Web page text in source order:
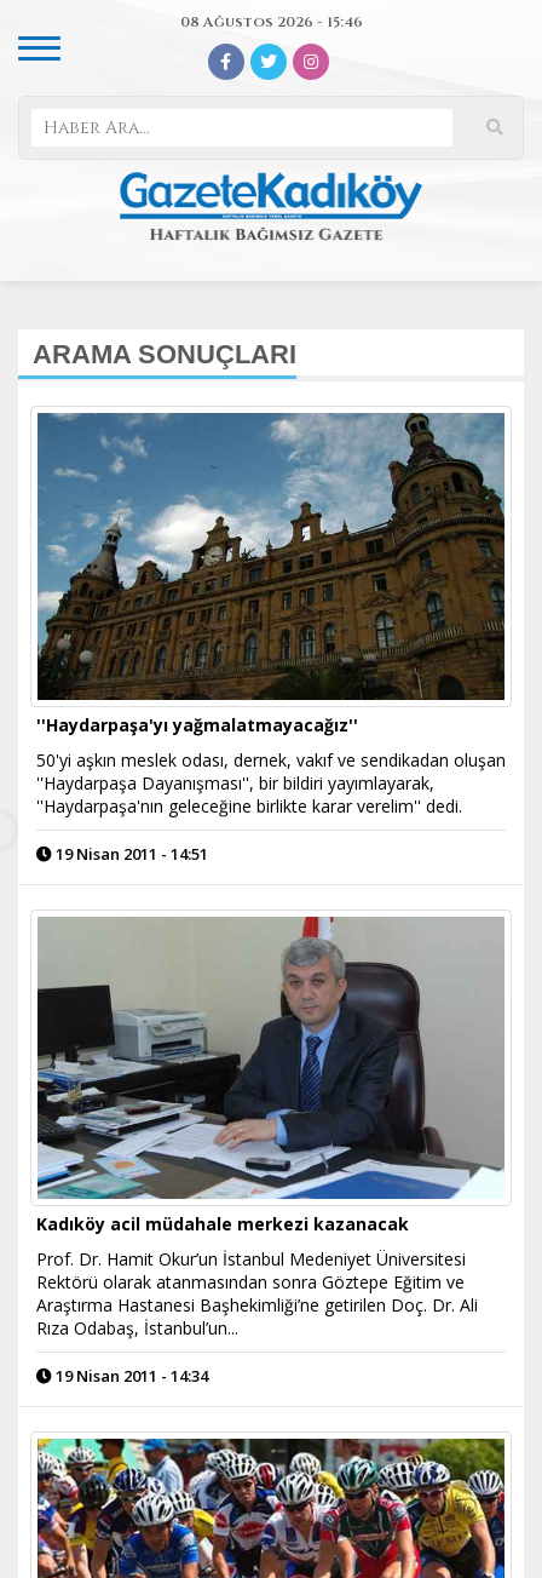
08 Ağustos 2026 - 15:46
ARAMA SONUÇLARI
''Haydarpaşa'yı yağmalatmayacağız''
50'yi aşkın meslek odası, dernek, vakıf ve sendikadan oluşan
''Haydarpaşa Dayanışması'', bir bildiri yayımlayarak,
''Haydarpaşa'nın geleceğine birlikte karar verelim'' dedi.
19 Nisan 2011 - 14:51
Kadıköy acil müdahale merkezi kazanacak
Prof. Dr. Hamit Okur’un İstanbul Medeniyet Üniversitesi
Rektörü olarak atanmasından sonra Göztepe Eğitim ve
Araştırma Hastanesi Başhekimliği’ne getirilen Doç. Dr. Ali
Rıza Odabaş, İstanbul’un...
19 Nisan 2011 - 14:34